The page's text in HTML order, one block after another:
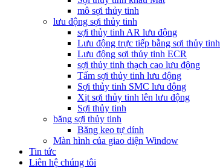
mô sợi thủy tinh
lưu động sợi thủy tinh
sợi thủy tinh AR lưu động
Lưu động trực tiếp bằng sợi thủy tinh
Lưu động sợi thủy tinh ECR
sợi thủy tinh thạch cao lưu động
Tấm sợi thủy tinh lưu động
Sợi thủy tinh SMC lưu động
Xịt sợi thủy tinh lên lưu động
Sợi thủy tinh
băng sợi thủy tinh
Băng keo tự dính
Màn hình của giao diện Window
Tin tức
Liên hệ chúng tôi